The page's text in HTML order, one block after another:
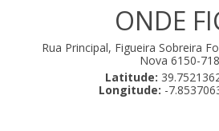
ONDE
Rua Principal, Figueira Sobreira
Nova 6150-718
Latitude:
Longitude: -